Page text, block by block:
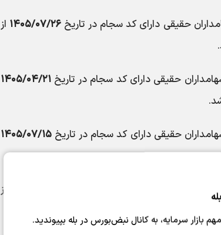
بازار سرمایه، به کانال نبض‌بورس در بله بپیوندید.
حقیقی دارای کد سجام در تاریخ ۱۴۰۵/۰۷/۲۶ از
حقیقی دارای کد سجام در تاریخ ۱۴۰۵/۰۴/۲۱
حقیقی دارای کد سجام در تاریخ ۱۴۰۵/۰۷/۱۵
حقیقی دارای کد سجام در تاریخ
از